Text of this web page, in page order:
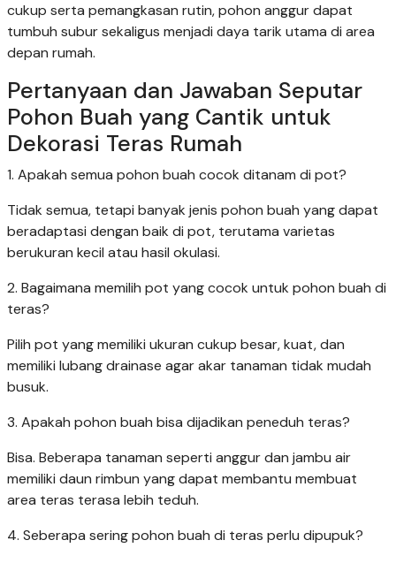
cukup serta pemangkasan rutin, pohon anggur dapat
tumbuh subur sekaligus menjadi daya tarik utama di area
depan rumah.
Pertanyaan dan Jawaban Seputar
Pohon Buah yang Cantik untuk
Dekorasi Teras Rumah
1. Apakah semua pohon buah cocok ditanam di pot?
Tidak semua, tetapi banyak jenis pohon buah yang dapat
beradaptasi dengan baik di pot, terutama varietas
berukuran kecil atau hasil okulasi.
2. Bagaimana memilih pot yang cocok untuk pohon buah di
teras?
Pilih pot yang memiliki ukuran cukup besar, kuat, dan
memiliki lubang drainase agar akar tanaman tidak mudah
busuk.
3. Apakah pohon buah bisa dijadikan peneduh teras?
Bisa. Beberapa tanaman seperti anggur dan jambu air
memiliki daun rimbun yang dapat membantu membuat
area teras terasa lebih teduh.
4. Seberapa sering pohon buah di teras perlu dipupuk?